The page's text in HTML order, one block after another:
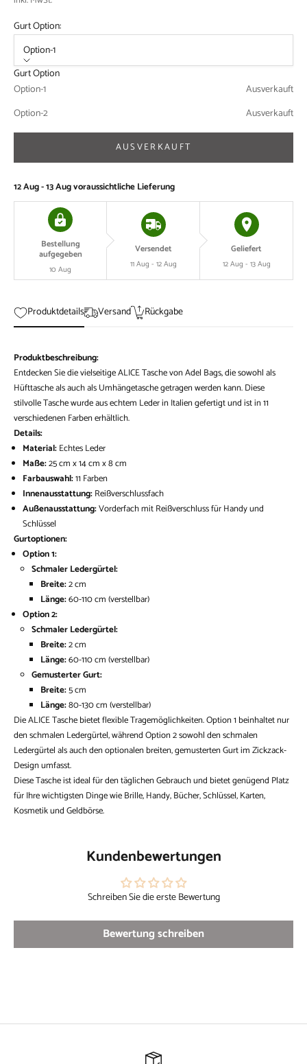
Gurt Option:
Option-1
Gurt Option
Option-1
Ausverkauft
Option-2
Ausverkauft
AUSVERKAUFT
12 Aug - 13 Augvoraussichtliche Lieferung
Bestellung
aufgegeben
10 Aug
Versendet
11 Aug - 12 Aug
Geliefert
12 Aug - 13 Aug
Produktdetails Versand Rückgabe
Produktbeschreibung:
Entdecken Sie die vielseitige ALICE Tasche von Adel Bags, die sowohl als
Hüfttasche als auch als Umhängetasche getragen werden kann. Diese
stilvolle Tasche wurde aus echtem Leder in Italien gefertigt und ist in 11
verschiedenen Farben erhältlich.
Details:
Material:Echtes Leder
Maße:25 cm x 14 cm x 8 cm
Farbauswahl:11 Farben
Innenausstattung:Reißverschlussfach
Außenausstattung:Vorderfach mit Reißverschluss für Handy und
Schlüssel
Gurtoptionen:
Option 1:
Schmaler Ledergürtel:
Breite:2 cm
Länge:60-110 cm (verstellbar)
Option 2:
Schmaler Ledergürtel:
Breite:2 cm
Länge:60-110 cm (verstellbar)
Gemusterter Gurt:
Breite:5 cm
Länge:80-130 cm (verstellbar)
Die ALICE Tasche bietet flexible Tragemöglichkeiten. Option 1 beinhaltet nur
den schmalen Ledergürtel, während Option 2 sowohl den schmalen
Ledergürtel als auch den optionalen breiten, gemusterten Gurt im Zickzack-
Design umfasst.
Diese Tasche ist ideal für den täglichen Gebrauch und bietet genügend Platz
für Ihre wichtigsten Dinge wie Brille, Handy, Bücher, Schlüssel, Karten,
Kosmetik und Geldbörse.
Kundenbewertungen
Schreiben Sie die erste Bewertung
Bewertung schreiben